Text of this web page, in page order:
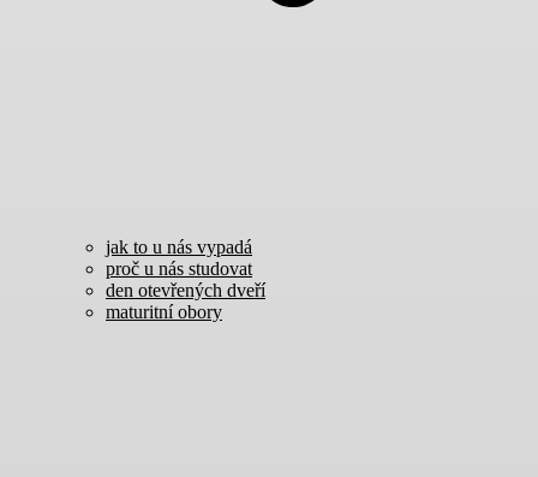
jak to u nás vypadá
proč u nás studovat
den otevřených dveří
maturitní obory